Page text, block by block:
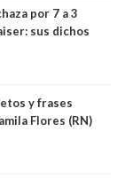
por 7 a 3
sus dichos
no es diputado
y frases
Flores (RN)